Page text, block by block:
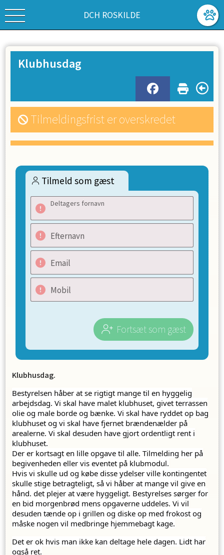
DCH ROSKILDE
Klubhusdag
Tilmeldingsfrist er overskredet
Tilmeld som gæst
Deltagers fornavn
Efternavn
Email
Mobil
Fortsæt som gæst
Klubhusdag.
Bestyrelsen håber at se rigtigt mange til en hyggelig
arbejdsdag. Vi skal have malet klubhuset, givet terrassen
olie og male borde og bænke. Vi skal have ryddet op bag
klubhuset og vi skal have fjernet brændenælder på
arealerne. Vi skal desuden have gjort ordentligt rent i
klubhuset.
Der er kortsagt en lille opgave til alle. Tilmelding her på
begivenheden eller vis eventet på klubmodul.
Hvis vi skulle ud og købe disse ydelser ville kontingentet
skulle stige betragteligt, så vi håber at mange vil give en
hånd. det plejer at være hyggeligt. Bestyrelses sørger for
en bid morgenbrød mens opgaverne uddeles. Vi vil
desuden tænde op i grillen og diske op med frokost og
måske nogen vil medbringe hjemmebagt kage.
Det er ok hvis man ikke kan deltage hele dagen. Lidt har
også ret.